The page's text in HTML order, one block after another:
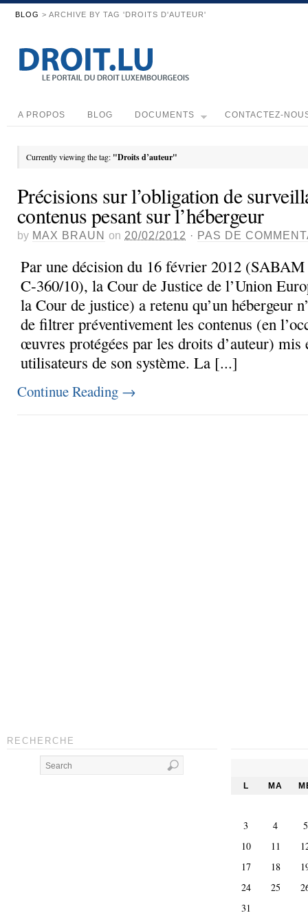
BLOG > ARCHIVE BY TAG 'DROITS D'AUTEUR'
A PROPOS BLOG DOCUMENTS CONTACTEZ-
Currently viewing the tag: "Droits d’auteur"
Précisions sur l’obligation de
contenus pesant sur l’hébergeur
by MAX BRAUN on 20/02/2012 · PAS DE
Par une décision du 16 février 2012
C‑360/10), la Cour de Justice de l’Union
la Cour de justice) a retenu qu’un hébergeur
de filtrer préventivement les contenus (en
œuvres protégées par les droits d’auteur) mis
utilisateurs de son système. La [...]
Continue Reading →
RECHERCHE
L MA
3 4
5
10
11
17
18
24
25
31